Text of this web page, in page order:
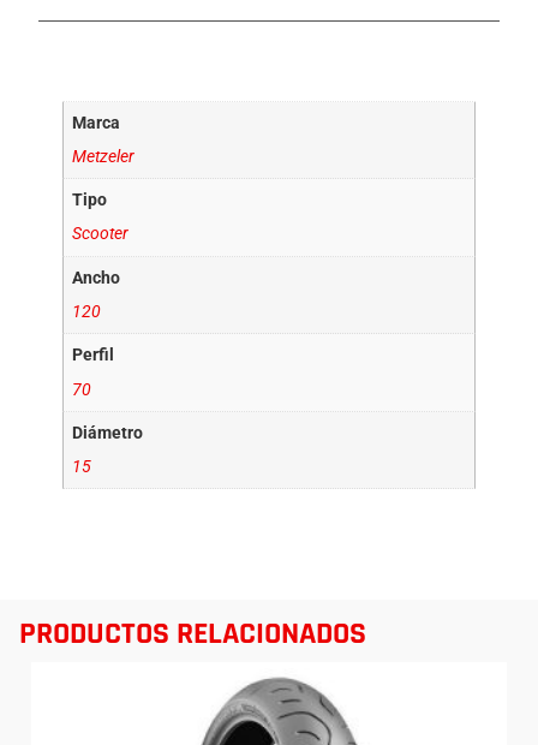
Marca
Metzeler
Tipo
Scooter
Ancho
120
Perfil
70
Diámetro
15
PRODUCTOS RELACIONADOS